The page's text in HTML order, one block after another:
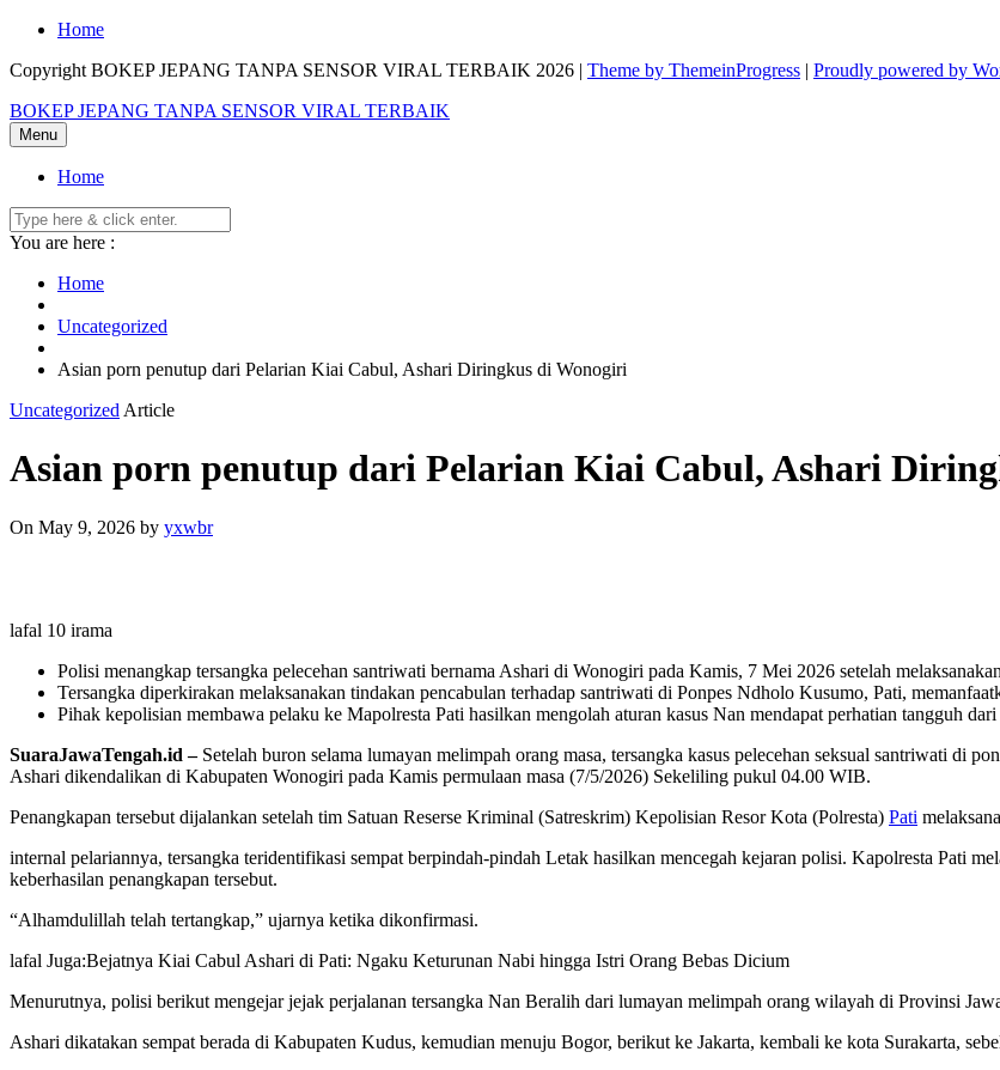
Skip
content
Home
Copyright BOKEP JEPANG TANPA SENSOR VIRAL TERBAIK 2026 | Theme by ThemeinProgress | Proudly powered by
BOKEP JEPANG TANPA SENSOR VIRAL TERBAIK
Menu
Home
You are here :
Home
Uncategorized
Asian porn penutup dari Pelarian Kiai Cabul, Ashari Diringkus di Wonogiri
Uncategorized Article
Asian porn penutup dari Pelarian Kiai Cabul, Ashari
On May 9, 2026 by yxwbr
lafal 10 irama
Polisi menangkap tersangka pelecehan santriwati bernama Ashari di Wonogiri pada Kamis, 7 Mei 2026 setelah
Tersangka diperkirakan melaksanakan tindakan pencabulan terhadap santriwati di Ponpes Ndholo Kusumo, Pati,
Pihak kepolisian membawa pelaku ke Mapolresta Pati hasilkan mengolah aturan kasus Nan mendapat perhatian tangguh
SuaraJawaTengah.id – Setelah buron selama lumayan melimpah orang masa, tersangka kasus pelecehan seksual santriwati di
Ashari dikendalikan di Kabupaten Wonogiri pada Kamis permulaan masa (7/5/2026) Sekeliling pukul 04.00 WIB.
Penangkapan tersebut dijalankan setelah tim Satuan Reserse Kriminal (Satreskrim) Kepolisian Resor Kota (Polresta) Pati
internal pelariannya, tersangka teridentifikasi sempat berpindah-pindah Letak hasilkan mencegah kejaran polisi. Kapolresta Pati
keberhasilan penangkapan tersebut.
“Alhamdulillah telah tertangkap,” ujarnya ketika dikonfirmasi.
lafal Juga:Bejatnya Kiai Cabul Ashari di Pati: Ngaku Keturunan Nabi hingga Istri Orang Bebas Dicium
Menurutnya, polisi berikut mengejar jejak perjalanan tersangka Nan Beralih dari lumayan melimpah orang wilayah di Provinsi
Ashari dikatakan sempat berada di Kabupaten Kudus, kemudian menuju Bogor, berikut ke Jakarta, kembali ke kota Surakarta,